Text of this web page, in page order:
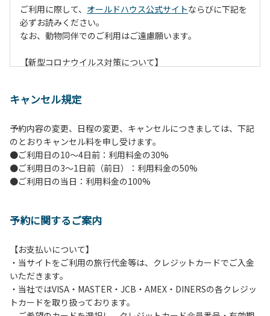
ご利用に際して、 オールドハウス公式サイトならびに下記を
必ずお読みください。
なお、動物同伴でのご利用はご遠慮願います。
【新型コロナウイルス対策について】
また、今後の状況次第で変わる場合がありますのでご了承く
【ペンションでの取り組み】
・お食事は席数を減らしソーシャルディスタンスを確保して
のお食事。
・お食事は18時と19時の2回に分けて行います。（ご希望の
・玄関、食堂に手指の消毒スプレーを設置。
・定期的な施設の消毒。
・スタッフの体調管理、健康チェックの徹底。
・使い捨てスリッパをご用意しております。
・施設内の換気。
※食事中は窓を開けて換気をさせていただく場合がございま
す。また、山の上なので朝晩は冷えます。服装は１枚多めに
キャンセル規定
予約内容の変更、日程の変更、キャンセルにつきましては、下記
のとおりキャンセル料を申し受けます。
●ご利用日の10～4日前：利用料金の30%
●ご利用日の3～1日前（前日）：利用料金の50%
●ご利用日の当日：利用料金の100%
予約に関するご案内
【お支払いについて】
・当サイトをご利用の旅行代金等は、クレジットカードでご入金
いただきます。
・当社ではVISA・MASTER・JCB・AMEX・DINERSの各クレジッ
トカードを取り扱っております。